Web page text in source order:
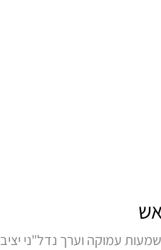
עמוקה וערך נדל"ני יציב